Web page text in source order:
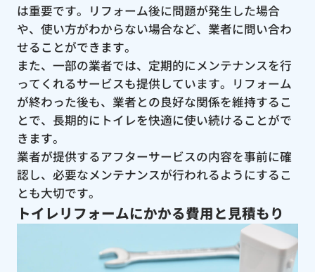
は重要です。リフォーム後に問題が発生した場合
や、使い方がわからない場合など、業者に問い合わ
せることができます。
また、一部の業者では、定期的にメンテナンスを行
ってくれるサービスも提供しています。リフォーム
が終わった後も、業者との良好な関係を維持するこ
とで、長期的にトイレを快適に使い続けることがで
きます。
業者が提供するアフターサービスの内容を事前に確
認し、必要なメンテナンスが行われるようにするこ
とも大切です。
トイレリフォームにかかる費用と見積もり